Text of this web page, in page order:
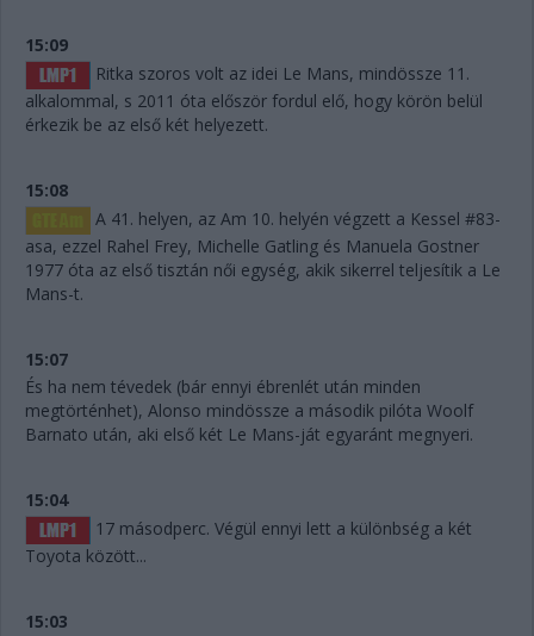
15:09
Ritka szoros volt az idei Le Mans, mindössze 11.
alkalommal, s 2011 óta először fordul elő, hogy körön belül
érkezik be az első két helyezett.
15:08
A 41. helyen, az Am 10. helyén végzett a Kessel #83-
asa, ezzel Rahel Frey, Michelle Gatling és Manuela Gostner
1977 óta az első tisztán női egység, akik sikerrel teljesítik a Le
Mans-t.
15:07
És ha nem tévedek (bár ennyi ébrenlét után minden
megtörténhet), Alonso mindössze a második pilóta Woolf
Barnato után, aki első két Le Mans-ját egyaránt megnyeri.
15:04
17 másodperc. Végül ennyi lett a különbség a két
Toyota között...
15:03